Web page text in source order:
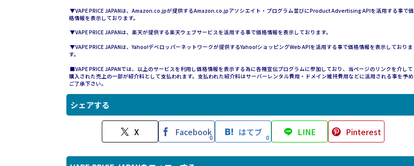
▼VAPE PRICE JAPANは、Amazon.co.jpが提供するAmazon.co.jpアソシエイト・プログラム並びにProduct Advertising APIを活用する事で価
格情報を表示しております。
▼VAPE PRICE JAPANは、楽天が提供する楽天ウェブサービスを活用する事で価格情報を表示しております。
▼VAPE PRICE JAPANは、Yahoo!デベロッパーネットワークが提供するYahoo!ショッピングWeb APIを活用する事で価格情報を表示しておりま
す。
■VAPE PRICE JAPANでは、以上のサービスを利用し価格情報を表示する為に各種宣伝プログラムに参加しており、当ページのリンクを介して
購入された売上の一部が紹介料として支払われます。支払われた紹介料はサーバーレンタル費用・ドメイン維持費用などに活用される事を予め
ご了承下さい。
シェアする
X Facebook0 はてブ 0 LINE Pinterest